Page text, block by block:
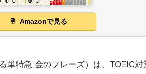
Amazonで見る
単特急 金のフレーズ）は、TOEIC対